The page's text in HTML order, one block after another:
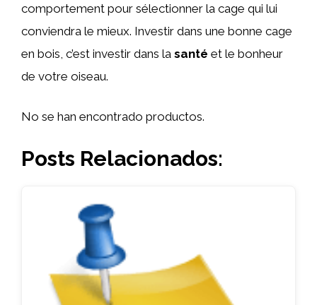
comportement pour sélectionner la cage qui lui
conviendra le mieux. Investir dans une bonne cage
en bois, c’est investir dans la santé et le bonheur
de votre oiseau.
No se han encontrado productos.
Posts Relacionados: